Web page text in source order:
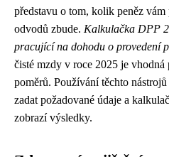
představu o tom, kolik peněz
odvodů zbude. Kalkulačka DPP
pracující na dohodu o provedení
čisté mzdy v roce 2025 je
poměrů. Používání těchto
zadat požadované údaje a
zobrazí výsledky.